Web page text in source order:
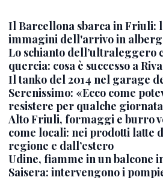
Il Barcellona sbarca in Friuli:
immagini dell'arrivo in
Lo schianto dell’ultraleggero
quercia: cosa è successo a
Il tanko del 2014 nel garage
Serenissimo: «Ecco come
resistere per qualche
Alto Friuli, formaggi e burro
come locali: nei prodotti latte
regione e dall’estero
Udine, fiamme in un balcone
Saisera: intervengono i